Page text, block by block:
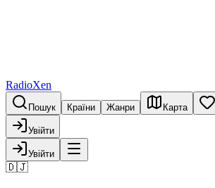
RadioXen
Пошук Країни Жанри Карта
Увійти
Увійти
🇩🇯